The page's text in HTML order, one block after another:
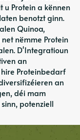
u Protein a kënnen
benotzt ginn.
Quinoa,
nëmme Protein
D'Integratioun
an
Proteinbedarf
an
déi mam
potenziell